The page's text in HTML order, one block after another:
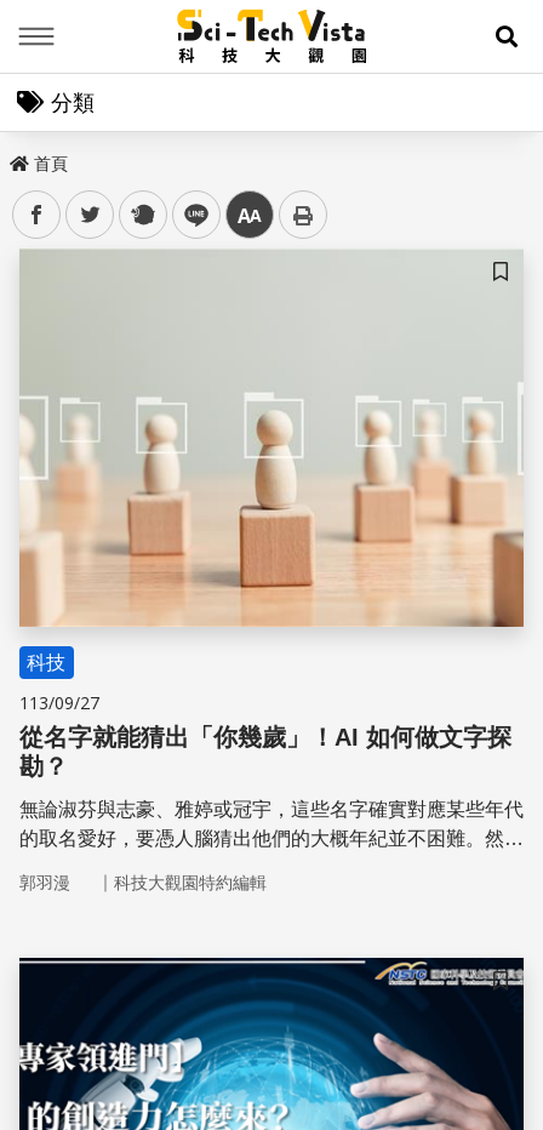
展
分類
首頁
facebooktwitter plurk line 中
儲存
科技
113/09/27
從名字就能猜出「你幾歲」！AI 如何做文字探
勘？
無論淑芬與志豪、雅婷或冠宇，這些名字確實對應某些年代
的取名愛好，要憑人腦猜出他們的大概年紀並不困難。然而
工系教授陳宜欣與其研究團隊，近來潛心摸索「文字探勘」
齡」的神器是如何被打造出來的！
郭羽漫 ｜ 科技大觀園特約編輯
儲存